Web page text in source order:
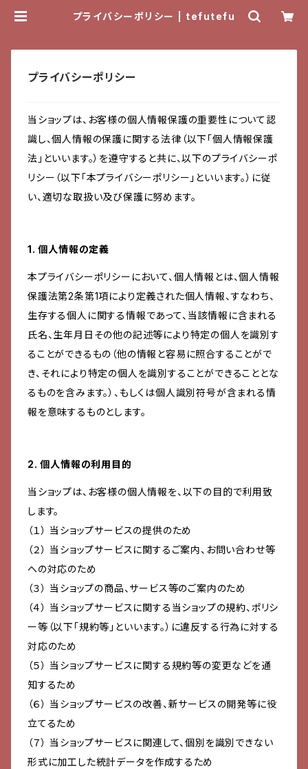
プライバシーポリシー | tefutefu
プライバシーポリシー
当ショップは、お客様の個人情報保護の重要性について認
識し、個人情報の保護に関する法律（以下「個人情報保護
法」といいます。）を遵守すると共に、以下のプライバシーポ
リシー（以下「本プライバシーポリシー」といいます。）に従
い、適切な取扱い及び保護に努めます。
1. 個人情報の定義
本プライバシーポリシーにおいて、個人情報とは、個人情報
保護法第2条第1項により定義された個人情報、すなわち、
生存する個人に関する情報であって、当該情報に含まれる
氏名、生年月日その他の記述等により特定の個人を識別す
ることができるもの（他の情報と容易に照合することがで
き、それにより特定の個人を識別することができることとな
るものを含みます。）、もしくは個人識別符号が含まれる情
報を意味するものとします。
2. 個人情報の利用目的
当ショップは、お客様の個人情報を、以下の目的で利用致
します。
（１） 当ショップサービスの提供のため
（２） 当ショップサービスに関するご案内、お問い合わせ等
への対応のため
（３） 当ショップの商品、サービス等のご案内のため
（４） 当ショップサービスに関する当ショップの規約、ポリシ
ー等（以下「規約等」といいます。）に違反する行為に対する
対応のため
（５） 当ショップサービスに関する規約等の変更などを通
知するため
（６） 当ショップサービスの改善、新サービスの開発等に役
立てるため
（７） 当ショップサービスに関連して、個別を識別できない
形式に加工した統計データを作成するため